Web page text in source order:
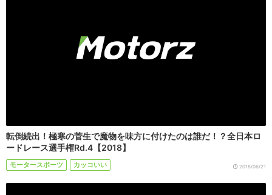
転倒続出！極寒の菅生で魔物を味方に付けたのは誰だ！？全日本ロ
ードレース選手権Rd.4【2018】
モータースポーツ カッコいい 2018/06/21